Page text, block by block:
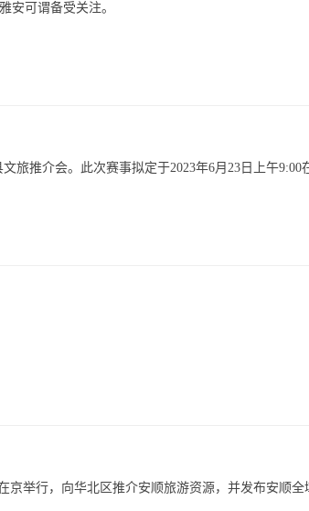
安可谓备受关注。
旅推介会。此次赛事拟定于2023年6月23日上午9:00
京举行，向华北区推介安顺旅游资源，并发布安顺全